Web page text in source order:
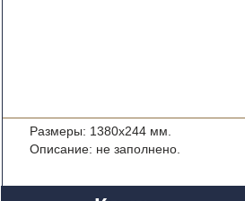
Размеры: 1380x244 мм.
Описание: не заполнено.